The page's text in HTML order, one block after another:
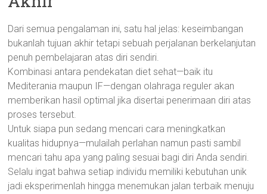
Dari semua pengalaman ini, satu hal jelas: keseimbangan
bukanlah tujuan akhir tetapi sebuah perjalanan berkelanjutan
penuh pembelajaran atas diri sendiri.
Kombinasi antara pendekatan diet sehat—baik itu
Mediterania maupun IF—dengan olahraga reguler akan
memberikan hasil optimal jika disertai penerimaan diri atas
proses tersebut.
Untuk siapa pun sedang mencari cara meningkatkan
kualitas hidupnya—mulailah perlahan namun pasti sambil
mencari tahu apa yang paling sesuai bagi diri Anda sendiri.
Selalu ingat bahwa setiap individu memiliki kebutuhan unik
jadi eksperimenlah hingga menemukan jalan terbaik menuju